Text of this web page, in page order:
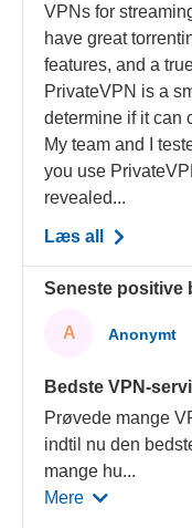
VPNs for
have great
features, and a
PrivateVPN is a
determine if it can
My team and I
you use
revealed...
Læs all
Seneste positive
A Anonymt
Bedste VPN-
Prøvede mange
indtil nu den
mange hu...
Mere